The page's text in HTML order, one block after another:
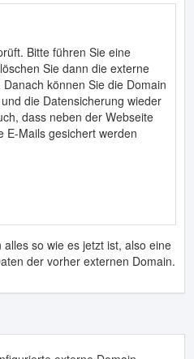
Bitte führen Sie eine
Sie dann die externe
können Sie die Domain
die Datensicherung wieder
dass neben der Webseite
E-Mails gesichert werden
so wie es jetzt ist, also eine
der vorher externen Domain.